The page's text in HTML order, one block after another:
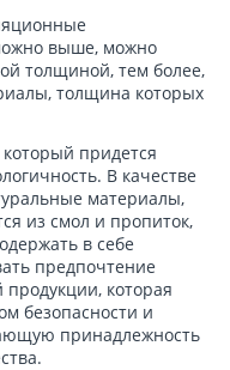
выше, можно
толщиной, тем более,
толщина которых
придется
В качестве
материалы,
из смол и пропиток,
в себе
предпочтение
которая
безопасности и
принадлежность